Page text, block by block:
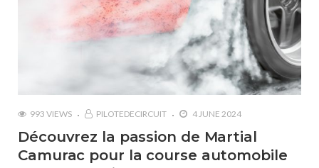
993 VIEWS PILOTEDECIRCUIT 4 JUNE 2024
Découvrez la passion de Martial
Camurac pour la course automobile